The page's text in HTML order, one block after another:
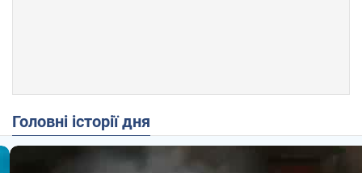
Головні історії дня